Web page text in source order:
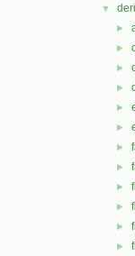
▼
►
►
►
►
►
►
►
►
►
►
►
►